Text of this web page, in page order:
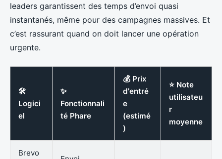
leaders garantissent des temps d’envoi quasi
instantanés, même pour des campagnes massives. Et
c’est rassurant quand on doit lancer une opération
urgente.
🛠️
Logici
el
✨
Fonctionnali
té Phare
💰 Prix
d'entré
e
(estimé
)
⭐ Note
utilisateu
r
moyenne
Brevo